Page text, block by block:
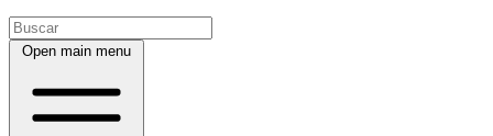
Open main menu